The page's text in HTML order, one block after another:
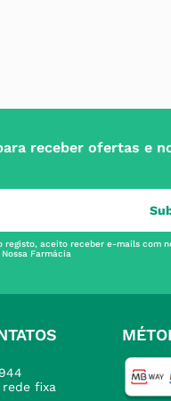
receber ofertas e
registo, aceito receber e-mails com
Farmácia
fixa